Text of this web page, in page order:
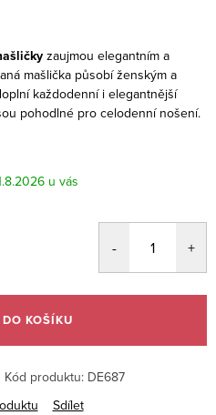
zaujmou elegantním a
mašlička působí ženským a
každodenní i elegantnější
pohodlné pro celodenní nošení.
KOŠÍKU
Kód produktu: DE687
Sdílet